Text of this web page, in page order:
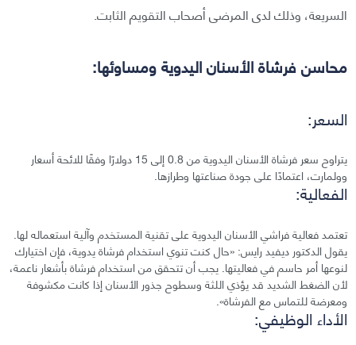
السريعة، وذلك لدى المرضى أصحاب التقويم الثابت.
محاسن فرشاة الأسنان اليدوية ومساوئها:
السعر:
يتراوح سعر فرشاة الأسنان اليدوية من 0.8 إلى 15 دولارًا وفقًا للائحة أسعار
وولمارت، اعتمادًا على جودة صناعتها وطرازها.
الفعالية:
تعتمد فعالية فراشي الأسنان اليدوية على تقنية المستخدم وآلية استعماله لها.
يقول الدكتور ديفيد رايس: «حال كنت تنوي استخدام فرشاة يدوية، فإن اختيارك
لنوعها أمر حاسم في فعاليتها. يجب أن تتحقق من استخدام فرشاة بأشعار ناعمة،
لأن الضغط الشديد قد يؤذي اللثة وسطوح جذور الأسنان إذا كانت مكشوفة
ومعرضة للتماس مع الفرشاة».
الأداء الوظيفي: